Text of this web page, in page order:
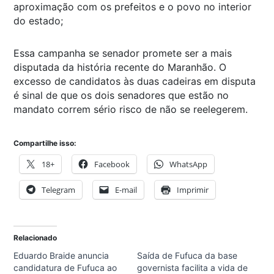
aproximação com os prefeitos e o povo no interior
do estado;
Essa campanha se senador promete ser a mais
disputada da história recente do Maranhão. O
excesso de candidatos às duas cadeiras em disputa
é sinal de que os dois senadores que estão no
mandato correm sério risco de não se reelegerem.
Compartilhe isso:
18+ Facebook WhatsApp
Telegram E-mail Imprimir
Relacionado
Eduardo Braide anuncia
candidatura de Fufuca ao
Saída de Fufuca da base
governista facilita a vida de